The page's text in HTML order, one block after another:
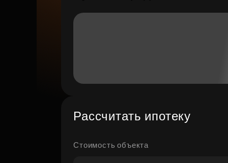
Рассчитать ипотеку
Стоимость объекта